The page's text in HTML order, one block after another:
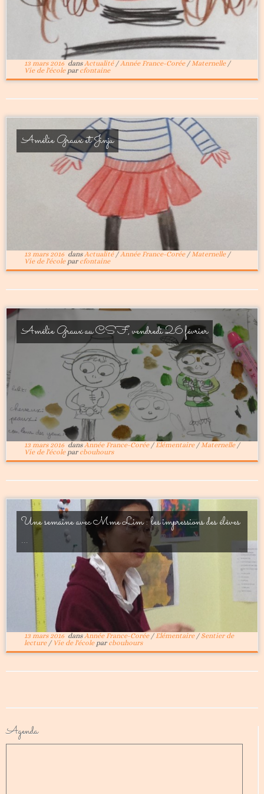
13 mars 2016dansActualité /Année France-Corée /Maternelle /
Vie de l'école par cfontaine
Amélie Graux et Jinju
13 mars 2016dansActualité /Année France-Corée /Maternelle /
Vie de l'école par cfontaine
Amélie Graux au CSF, vendredi 26 février
13 mars 2016dansAnnée France-Corée /Elémentaire /Maternelle /
Vie de l'école par cbouhours
Une semaine avec Mme Lim : les impressions des élèves
...
13 mars 2016dansAnnée France-Corée /Elémentaire / Sentier de
lecture / Vie de l'école par cbouhours
Agenda